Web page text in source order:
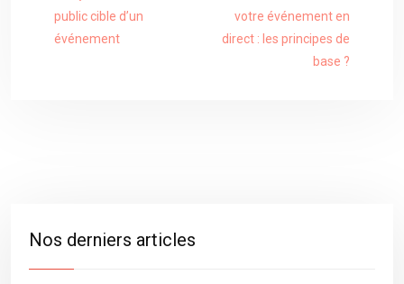
public cible d’un
événement
votre événement en
direct : les principes de
base ?
Nos derniers articles